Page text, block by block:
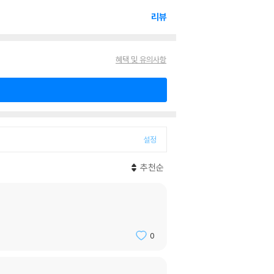
리뷰
혜택 및 유의사항
설정
추천순
0